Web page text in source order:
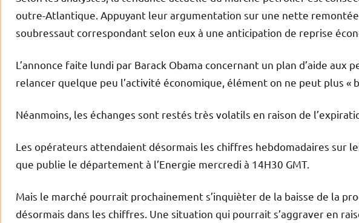
outre-Atlantique. Appuyant leur argumentation sur une nette remontée
soubressaut correspondant selon eux à une anticipation de reprise
L’annonce faite lundi par Barack Obama concernant un plan d’aide
relancer quelque peu l’activité économique, élément on ne peut plus «
Néanmoins, les échanges sont restés très volatils en raison de
Les opérateurs attendaient désormais les chiffres hebdomadaires sur
que publie le département à l’Energie mercredi à 14H30 GMT.
Mais le marché pourrait prochainement s’inquièter de la baisse de la
désormais dans les chiffres. Une situation qui pourrait s’aggraver en